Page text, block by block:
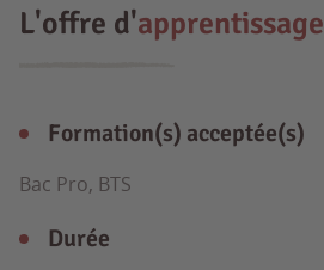
L'offre d'apprentissage
Formation(s) acceptée(s)
Bac Pro, BTS
Durée